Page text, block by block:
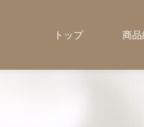
トップ 商品